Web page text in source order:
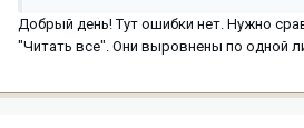
Добрый день! Тут ошибки нет. Нужно
"Читать все". Они выровнены по одной